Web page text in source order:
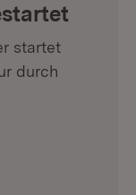
startet
durch